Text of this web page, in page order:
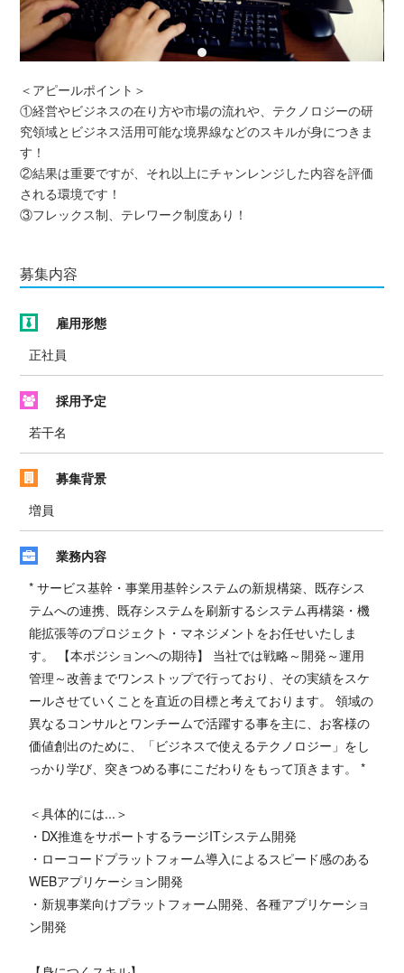
＜アピールポイント＞
①経営やビジネスの在り方や市場の流れや、テクノロジーの研
究領域とビジネス活用可能な境界線などのスキルが身につきま
す！
②結果は重要ですが、それ以上にチャンレンジした内容を評価
される環境です！
③フレックス制、テレワーク制度あり！
募集内容
雇用形態
正社員
採用予定
若干名
募集背景
増員
業務内容
* サービス基幹・事業用基幹システムの新規構築、既存シス
テムへの連携、既存システムを刷新するシステム再構築・機
能拡張等のプロジェクト・マネジメントをお任せいたしま
す。 【本ポジションへの期待】 当社では戦略～開発～運用
管理～改善までワンストップで行っており、その実績をスケ
ールさせていくことを直近の目標と考えております。 領域の
異なるコンサルとワンチームで活躍する事を主に、お客様の
価値創出のために、「ビジネスで使えるテクノロジー」をし
っかり学び、突きつめる事にこだわりをもって頂きます。 *
＜具体的には...＞
・DX推進をサポートするラージITシステム開発
・ローコードプラットフォーム導入によるスピード感のある
WEBアプリケーション開発
・新規事業向けプラットフォーム開発、各種アプリケーショ
ン開発